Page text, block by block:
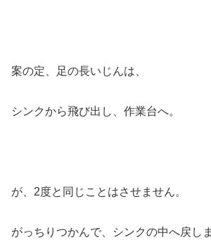
案の定、足の長いじんは、
シンクから飛び出し、作業台へ。
が、2度と同じことはさせません。
がっちりつかんで、シンクの中へ戻し